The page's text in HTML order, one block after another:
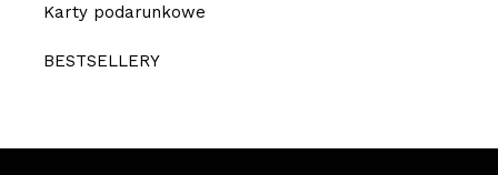
Karty podarunkowe
BESTSELLERY